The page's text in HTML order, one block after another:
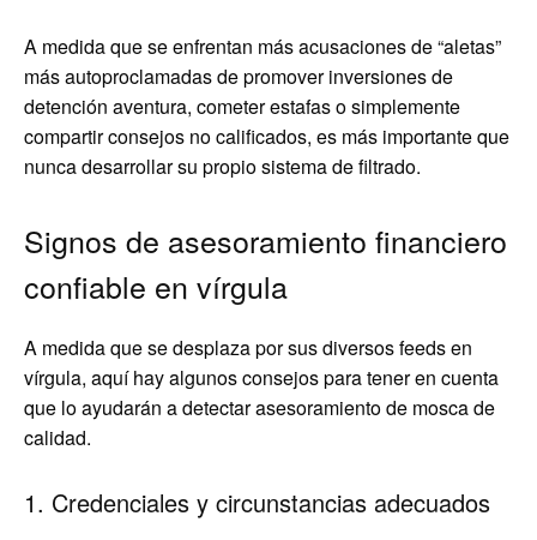
A medida que se enfrentan más acusaciones de “aletas”
más autoproclamadas de promover inversiones de
detención aventura, cometer estafas o simplemente
compartir consejos no calificados, es más importante que
nunca desarrollar su propio sistema de filtrado.
Signos de asesoramiento financiero
confiable en vírgula
A medida que se desplaza por sus diversos feeds en
vírgula, aquí hay algunos consejos para tener en cuenta
que lo ayudarán a detectar asesoramiento de mosca de
calidad.
1. Credenciales y circunstancias adecuados